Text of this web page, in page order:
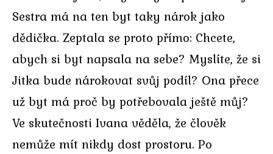
Sestra má na ten byt taky nárok jako
dědička. Zeptala se proto přímo: Chcete,
abych si byt napsala na sebe? Myslíte, že si
Jitka bude nárokovat svůj podíl? Ona přece
už byt má proč by potřebovala ještě můj?
Ve skutečnosti Ivana věděla, že člověk
nemůže mít nikdy dost prostoru. Po